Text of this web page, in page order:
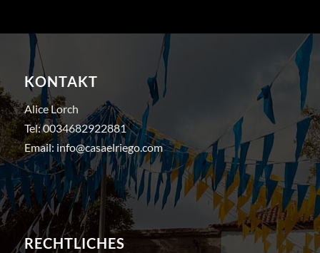
KONTAKT
Alice Lorch
Tel:0034682922881
Email: info@casaelriego.com
RECHTLICHES